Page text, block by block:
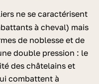
ne se caractérisent
à cheval) mais
de noblesse et de
double pression : le
des châtelains et
combattent à